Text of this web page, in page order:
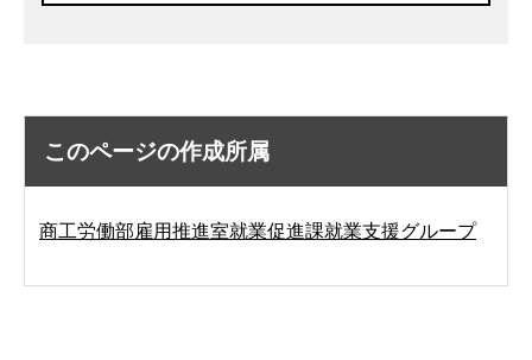
このページの作成所属
商工労働部雇用推進室就業促進課就業支援グループ